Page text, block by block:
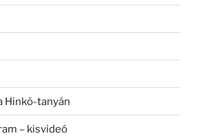
Hinkó-tanyán
– kisvideó